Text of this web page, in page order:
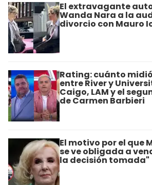
El extravagante
Wanda Nara a la
divorcio con Mauro
Rating: cuánto
entre River y
Caigo, LAM y el
de Carmen Barbieri
El motivo por el que
se ve obligada a
la decisión tomada"